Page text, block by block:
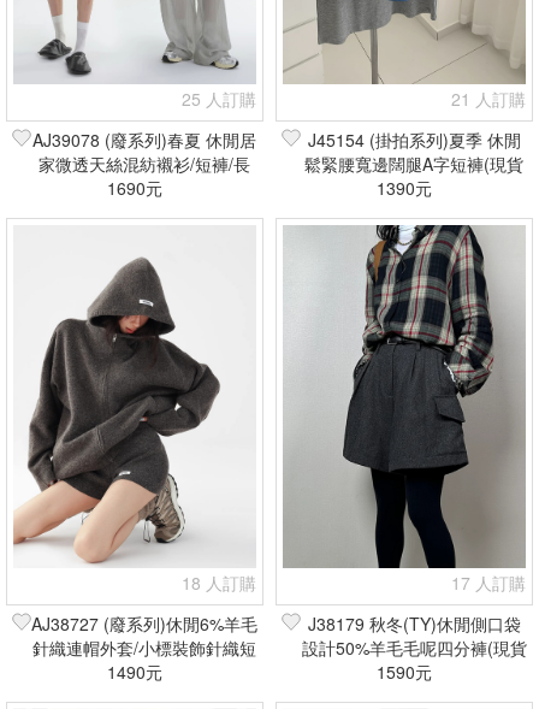
25 人訂購
AJ39078 (廢系列)春夏 休閒居
家微透天絲混紡襯衫/短褲/長
褲(現貨+預購)
1690元
21 人訂購
J45154 (掛拍系列)夏季 休閒
鬆緊腰寬邊闊腿A字短褲(現貨
+預購)
1390元
18 人訂購
AJ38727 (廢系列)休閒6%羊毛
針織連帽外套/小標裝飾針織短
褲(現貨+預購)
1490元
17 人訂購
J38179 秋冬(TY)休閒側口袋
設計50%羊毛毛呢四分褲(現貨
+預購)
1590元